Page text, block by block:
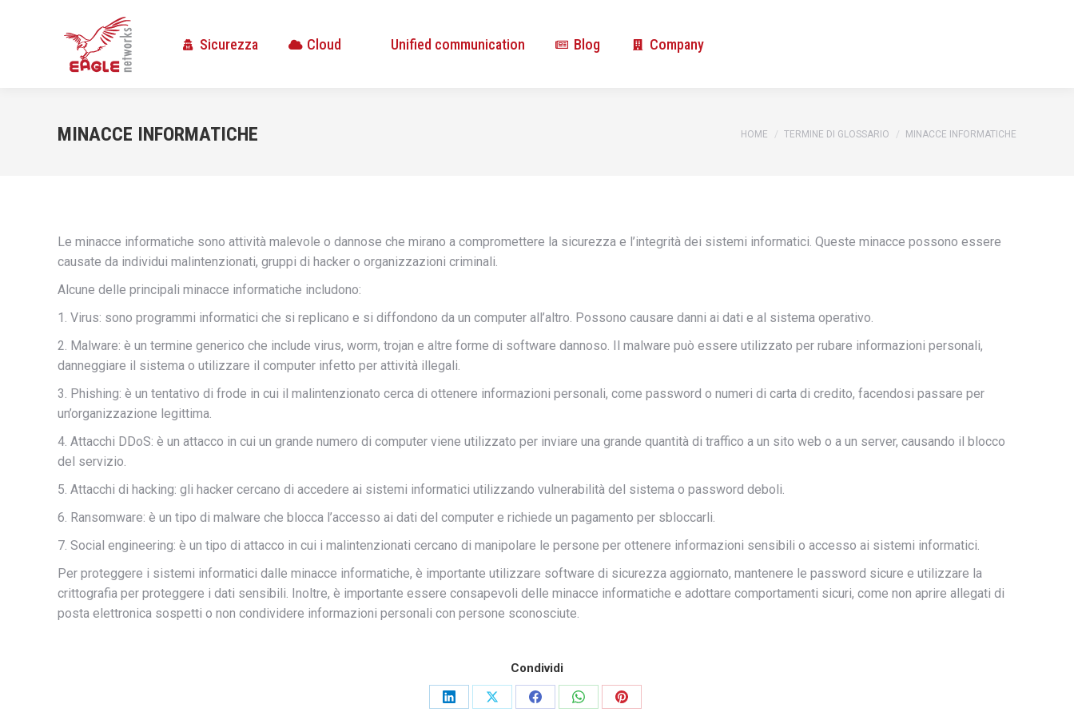
Sicurezza Cloud Unified communication Blog Company
MINACCE INFORMATICHE You are here:
HOME TERMINE DI GLOSSARIO MINACCE INFORMATICHE
Le minacce informatiche sono attività malevole o dannose che mirano a compromettere la sicurezza e l’integrità dei sistemi informatici. Queste minacce possono essere
causate da individui malintenzionati, gruppi di hacker o organizzazioni criminali.
Alcune delle principali minacce informatiche includono:
1. Virus: sono programmi informatici che si replicano e si diffondono da un computer all’altro. Possono causare danni ai dati e al sistema operativo.
2. Malware: è un termine generico che include virus, worm, trojan e altre forme di software dannoso. Il malware può essere utilizzato per rubare informazioni personali,
danneggiare il sistema o utilizzare il computer infetto per attività illegali.
3. Phishing: è un tentativo di frode in cui il malintenzionato cerca di ottenere informazioni personali, come password o numeri di carta di credito, facendosi passare per
un’organizzazione legittima.
4. Attacchi DDoS: è un attacco in cui un grande numero di computer viene utilizzato per inviare una grande quantità di traffico a un sito web o a un server, causando il blocco
del servizio.
5. Attacchi di hacking: gli hacker cercano di accedere ai sistemi informatici utilizzando vulnerabilità del sistema o password deboli.
6. Ransomware: è un tipo di malware che blocca l’accesso ai dati del computer e richiede un pagamento per sbloccarli.
7. Social engineering: è un tipo di attacco in cui i malintenzionati cercano di manipolare le persone per ottenere informazioni sensibili o accesso ai sistemi informatici.
Per proteggere i sistemi informatici dalle minacce informatiche, è importante utilizzare software di sicurezza aggiornato, mantenere le password sicure e utilizzare la
crittografia per proteggere i dati sensibili. Inoltre, è importante essere consapevoli delle minacce informatiche e adottare comportamenti sicuri, come non aprire allegati di
posta elettronica sospetti o non condividere informazioni personali con persone sconosciute.
Condividi
Share Share Share Share Share